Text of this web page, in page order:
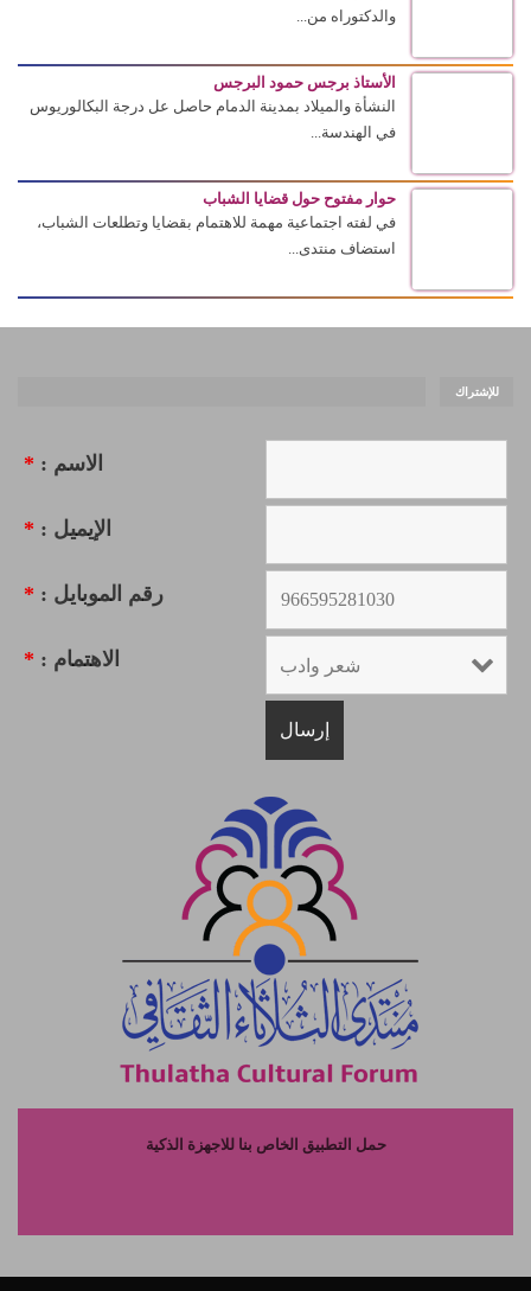
والدكتوراه من...
الأستاذ برجس حمود البرجس
النشأة والميلاد بمدينة الدمام حاصل عل درجة البكالوريوس
في الهندسة...
حوار مفتوح حول قضايا الشباب
في لفته اجتماعية مهمة للاهتمام بقضايا وتطلعات الشباب،
استضاف منتدى...
للإشتراك
الاسم : *
الإيميل : *
رقم الموبايل : *
الاهتمام : *
حمل التطبيق الخاص بنا للاجهزة الذكية